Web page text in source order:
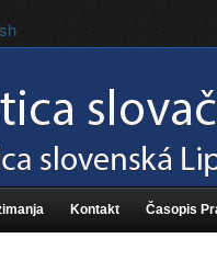
Kontakt Časopis